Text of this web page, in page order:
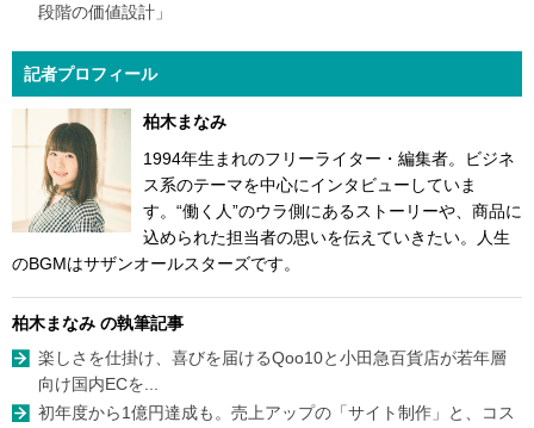
段階の価値設計」
記者プロフィール
柏木まなみ
1994年生まれのフリーライター・編集者。ビジネ
ス系のテーマを中心にインタビューしていま
す。“働く人”のウラ側にあるストーリーや、商品に
込められた担当者の思いを伝えていきたい。人生
のBGMはサザンオールスターズです。
柏木まなみ の執筆記事
楽しさを仕掛け、喜びを届けるQoo10と小田急百貨店が若年層
向け国内ECを...
初年度から1億円達成も。売上アップの「サイト制作」と、コス